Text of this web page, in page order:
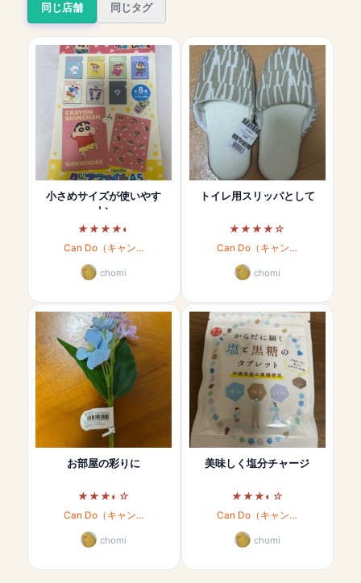
同じ店舗 同じタグ
小さめサイズが使いやす
い
Can Do（キャン…
chomi
トイレ用スリッパとして
Can Do（キャン…
chomi
お部屋の彩りに
Can Do（キャン…
chomi
美味しく塩分チャージ
Can Do（キャン…
chomi